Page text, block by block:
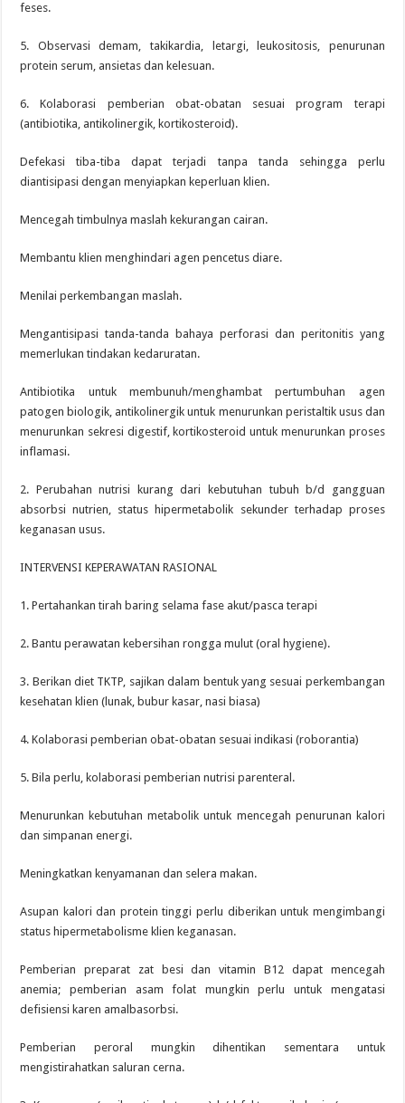
feses.
5. Observasi demam, takikardia, letargi, leukositosis, penurunan
protein serum, ansietas dan kelesuan.
6. Kolaborasi pemberian obat-obatan sesuai program terapi
(antibiotika, antikolinergik, kortikosteroid).
Defekasi tiba-tiba dapat terjadi tanpa tanda sehingga perlu
diantisipasi dengan menyiapkan keperluan klien.
Mencegah timbulnya maslah kekurangan cairan.
Membantu klien menghindari agen pencetus diare.
Menilai perkembangan maslah.
Mengantisipasi tanda-tanda bahaya perforasi dan peritonitis yang
memerlukan tindakan kedaruratan.
Antibiotika untuk membunuh/menghambat pertumbuhan agen
patogen biologik, antikolinergik untuk menurunkan peristaltik usus dan
menurunkan sekresi digestif, kortikosteroid untuk menurunkan proses
inflamasi.
2. Perubahan nutrisi kurang dari kebutuhan tubuh b/d gangguan
absorbsi nutrien, status hipermetabolik sekunder terhadap proses
keganasan usus.
INTERVENSI KEPERAWATAN RASIONAL
1. Pertahankan tirah baring selama fase akut/pasca terapi
2. Bantu perawatan kebersihan rongga mulut (oral hygiene).
3. Berikan diet TKTP, sajikan dalam bentuk yang sesuai perkembangan
kesehatan klien (lunak, bubur kasar, nasi biasa)
4. Kolaborasi pemberian obat-obatan sesuai indikasi (roborantia)
5. Bila perlu, kolaborasi pemberian nutrisi parenteral.
Menurunkan kebutuhan metabolik untuk mencegah penurunan kalori
dan simpanan energi.
Meningkatkan kenyamanan dan selera makan.
Asupan kalori dan protein tinggi perlu diberikan untuk mengimbangi
status hipermetabolisme klien keganasan.
Pemberian preparat zat besi dan vitamin B12 dapat mencegah
anemia; pemberian asam folat mungkin perlu untuk mengatasi
defisiensi karen amalbasorbsi.
Pemberian peroral mungkin dihentikan sementara untuk
mengistirahatkan saluran cerna.